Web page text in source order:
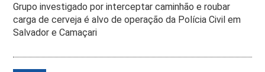
Grupo investigado por interceptar caminhão e roubar
carga de cerveja é alvo de operação da Polícia Civil em
Salvador e Camaçari